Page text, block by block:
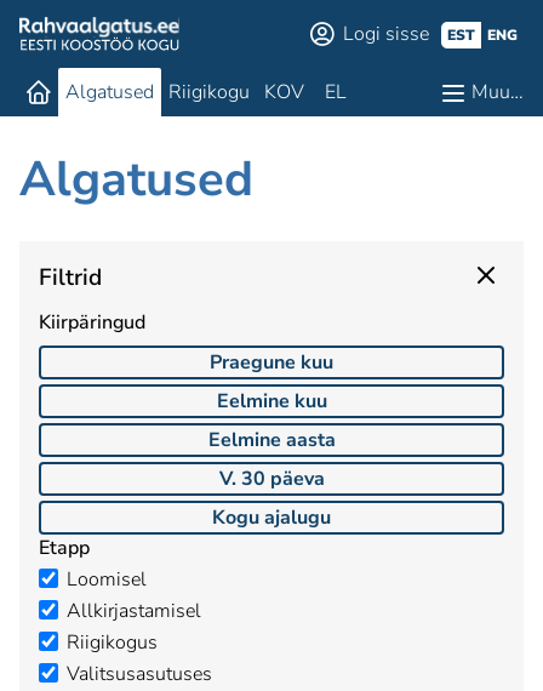
Logi sisse EST ENG
Algatused Riigikogu KOV EL Muu…
Algatused
Filtrid
Kiirpäringud
Praegune kuu
Eelmine kuu
Eelmine aasta
V. 30 päeva
Kogu ajalugu
Etapp
Loomisel
Allkirjastamisel
Riigikogus
Valitsusasutuses